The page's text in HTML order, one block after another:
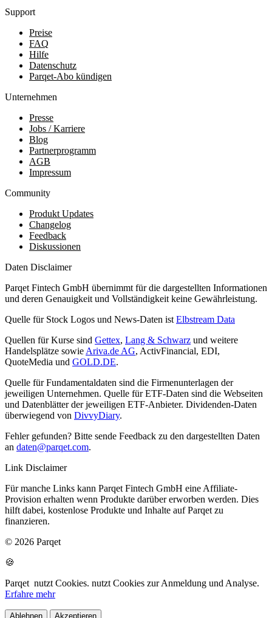
Support
Preise
FAQ
Hilfe
Datenschutz
Parqet-Abo kündigen
Unternehmen
Presse
Jobs / Karriere
Blog
Partnerprogramm
AGB
Impressum
Community
Produkt Updates
Changelog
Feedback
Diskussionen
Daten Disclaimer
Parqet Fintech GmbH übernimmt für die dargestellten Informationen
und deren Genauigkeit und Vollständigkeit keine Gewährleistung.
Quelle für Stock Logos und News-Daten ist Elbstream Data
Quellen für Kurse sind Gettex, Lang & Schwarz und weitere
Handelsplätze sowie Ariva.de AG, ActivFinancial, EDI,
QuoteMedia und GOLD.DE.
Quelle für Fundamentaldaten sind die Firmenunterlagen der
jeweiligen Unternehmen. Quelle für ETF-Daten sind die Webseiten
und Datenblätter der jeweiligen ETF-Anbieter. Dividenden-Daten
überwiegend von DivvyDiary.
Fehler gefunden? Bitte sende Feedback zu den dargestellten Daten
an daten@parqet.com.
Link Disclaimer
Für manche Links kann Parqet Fintech GmbH eine Affiliate-
Provision erhalten wenn Produkte darüber erworben werden. Dies
hilft dabei, kostenlose Produkte und Inhalte auf Parqet zu
finanzieren.
© 2026 Parqet
🍪
Parqet nutzt Cookies. nutzt Cookies zur Anmeldung und Analyse.
Erfahre mehr
Ablehnen Akzeptieren